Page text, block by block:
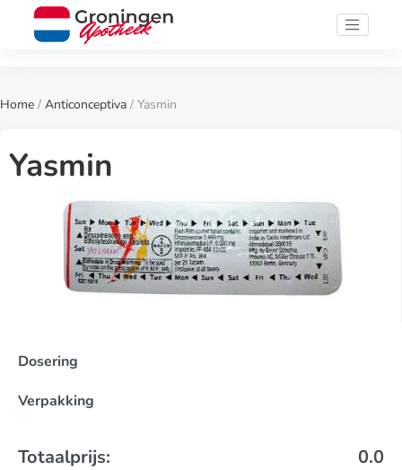
Home / Anticonceptiva / Yasmin
Yasmin
Dosering
Verpakking
Totaalprijs: 0.0